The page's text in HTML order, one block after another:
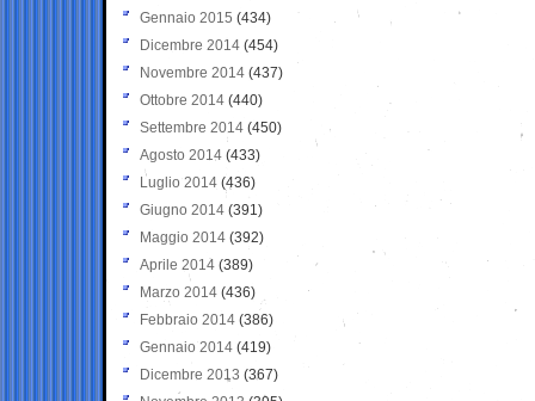
Gennaio 2015 (434)
Dicembre 2014 (454)
Novembre 2014 (437)
Ottobre 2014 (440)
Settembre 2014 (450)
Agosto 2014 (433)
Luglio 2014 (436)
Giugno 2014 (391)
Maggio 2014 (392)
Aprile 2014 (389)
Marzo 2014 (436)
Febbraio 2014 (386)
Gennaio 2014 (419)
Dicembre 2013 (367)